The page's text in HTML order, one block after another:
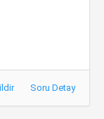
Soru Detay